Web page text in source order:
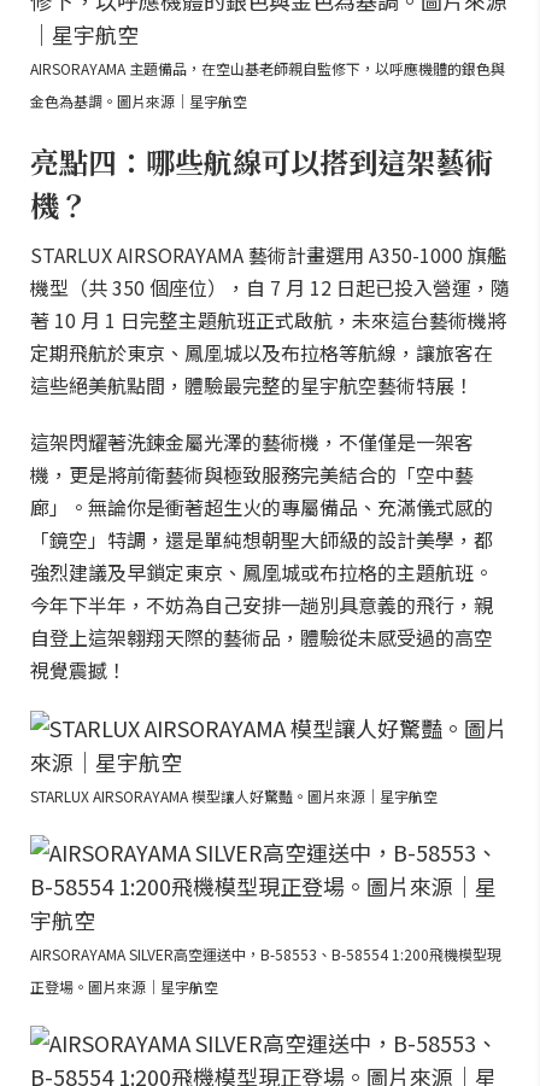
AIRSORAYAMA 主題備品，在空山基老師親自監修下，以呼應機體的銀色與
金色為基調。圖片來源｜星宇航空
亮點四：哪些航線可以搭到這架藝術
機？
STARLUX AIRSORAYAMA 藝術計畫選用 A350-1000 旗艦
機型（共 350 個座位），自 7 月 12 日起已投入營運，隨
著 10 月 1 日完整主題航班正式啟航，未來這台藝術機將
定期飛航於東京、鳳凰城以及布拉格等航線，讓旅客在
這些絕美航點間，體驗最完整的星宇航空藝術特展！
這架閃耀著洗鍊金屬光澤的藝術機，不僅僅是一架客
機，更是將前衛藝術與極致服務完美結合的「空中藝
廊」。無論你是衝著超生火的專屬備品、充滿儀式感的
「鏡空」特調，還是單純想朝聖大師級的設計美學，都
強烈建議及早鎖定東京、鳳凰城或布拉格的主題航班。
今年下半年，不妨為自己安排一趟別具意義的飛行，親
自登上這架翱翔天際的藝術品，體驗從未感受過的高空
視覺震撼！
STARLUX AIRSORAYAMA 模型讓人好驚豔。圖片來源｜星宇航空
AIRSORAYAMA SILVER高空運送中，B-58553、B-58554 1:200飛機模型現
正登場。圖片來源｜星宇航空